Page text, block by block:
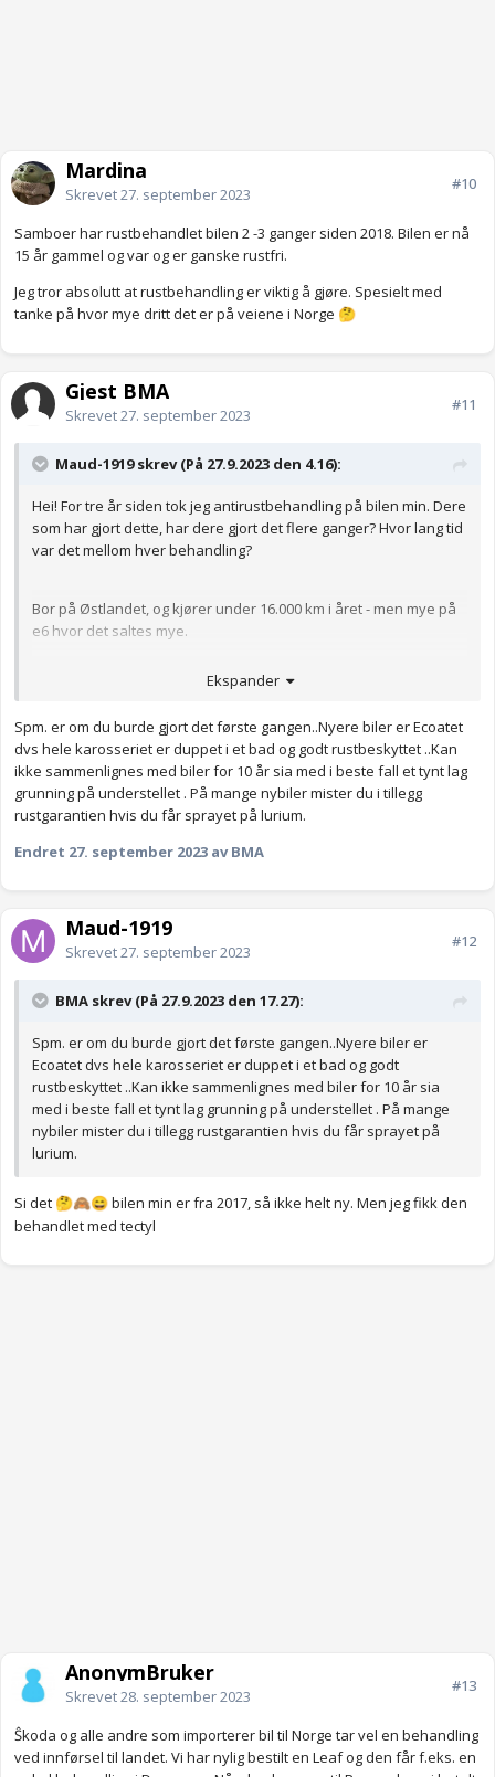
Mardina
Skrevet27. september 2023
#10
Samboer har rustbehandlet bilen 2 -3 ganger siden 2018. Bilen er nå
15 år gammel og var og er ganske rustfri.
Jeg tror absolutt at rustbehandling er viktig å gjøre. Spesielt med
tanke på hvor mye dritt det er på veiene i Norge 🤔
Gjest BMA
Skrevet27. september 2023
#11
Maud-1919 skrev (På 27.9.2023 den 4.16):
Hei! For tre år siden tok jeg antirustbehandling på bilen min. Dere
som har gjort dette, har dere gjort det flere ganger? Hvor lang tid
var det mellom hver behandling?
Bor på Østlandet, og kjører under 16.000 km i året - men mye på
e6 hvor det saltes mye.
Ekspander
Spm. er om du burde gjort det første gangen..Nyere biler er Ecoatet
dvs hele karosseriet er duppet i et bad og godt rustbeskyttet ..Kan
ikke sammenlignes med biler for 10 år sia med i beste fall et tynt lag
grunning på understellet . På mange nybiler mister du i tillegg
rustgarantien hvis du får sprayet på lurium.
Endret 27. september 2023 av BMA
Maud-1919
Skrevet27. september 2023
#12
BMA skrev (På 27.9.2023 den 17.27):
Spm. er om du burde gjort det første gangen..Nyere biler er
Ecoatet dvs hele karosseriet er duppet i et bad og godt
rustbeskyttet ..Kan ikke sammenlignes med biler for 10 år sia
med i beste fall et tynt lag grunning på understellet . På mange
nybiler mister du i tillegg rustgarantien hvis du får sprayet på
lurium.
Si det 🤔🙈😄 bilen min er fra 2017, så ikke helt ny. Men jeg fikk den
behandlet med tectyl
AnonymBruker
Skrevet28. september 2023
#13
Ŝkoda og alle andre som importerer bil til Norge tar vel en behandling
ved innførsel til landet. Vi har nylig bestilt en Leaf og den får f.eks. en